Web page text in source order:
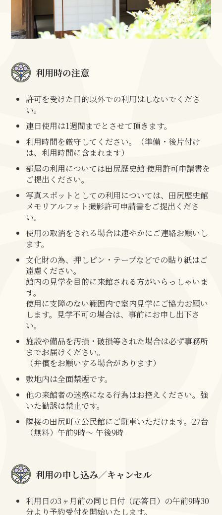
利用時の注意
許可を受けた目的以外での利用はしないでくださ
い。
連日使用は1週間までとさせて頂きます。
利用時間を厳守してください。（準備・後片付け
は、利用時間に含まれます）
部屋の利用については田尻歴史館 使用許可申請書を
ご提出ください。
写真スポットとしての利用については、 田尻歴史館
メモリアルフォト撮影許可申請書をご提出くださ
い。
使用の取消をされる場合は速やかにご連絡お願いし
ます。
文化財の為、押しピン・テープなどでの貼り紙はご
遠慮ください。
館内の見学を目的に来館される方がいらっしゃいま
す。
使用に支障のない範囲内で室内見学にご協力お願い
します。見学不可の場合は、事前にお申し出下さ
い。
施設や備品を汚損・破損等された場合は必ず事務所
までお届けください。
（弁償をお願いする場合があります）
敷地内は全面禁煙です。
他の来館者の迷惑になる行為はお控えください。強
いた勧誘は禁止です。
隣接の田尻町立公民館にご駐車いただけます。27台
（無料）午前9時～ 午後9時
利用の申し込み／キャンセル
利用日の3ヶ月前の同じ日付（応答日）の午前9時30
分より予約受付を開始いたします。